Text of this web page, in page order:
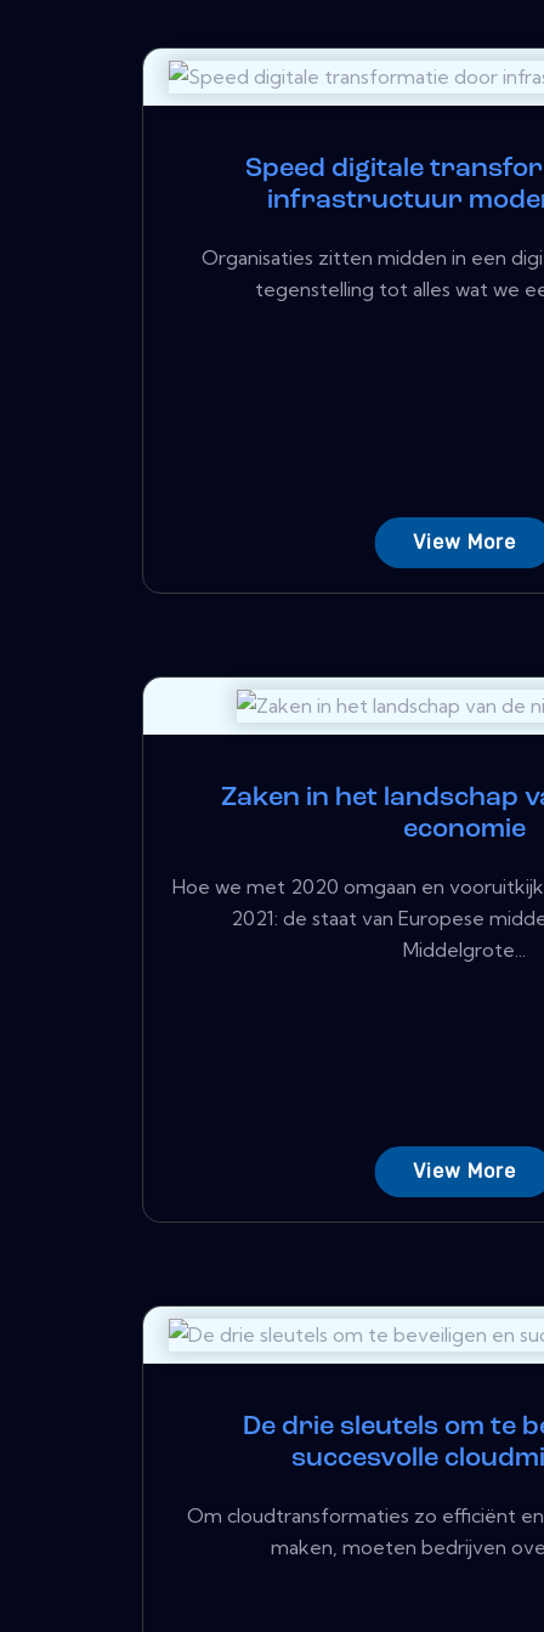
Speed ​​digitale
infrastructuur
Organisaties zitten midden in een
tegenstelling tot alles wat we
View More
Zaken in het landschap
economie
Hoe we met 2020 omgaan en
2021: de staat van Europese
Middelgrote...
View More
De drie sleutels om te
succesvolle
Om cloudtransformaties zo efficiënt
maken, moeten bedrijven